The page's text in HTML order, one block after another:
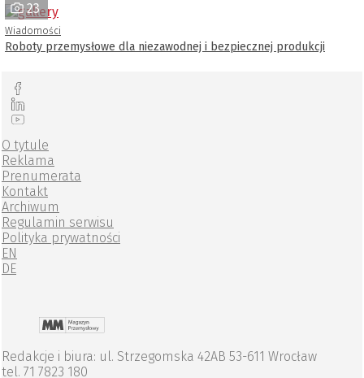
23
Wiadomości
Roboty przemysłowe dla niezawodnej i bezpiecznej produkcji
O tytule
Reklama
Prenumerata
Kontakt
Archiwum
Regulamin serwisu
Polityka prywatności
EN
DE
Redakcje i biura: ul. Strzegomska 42AB 53-611 Wrocław
tel. 71 7823 180